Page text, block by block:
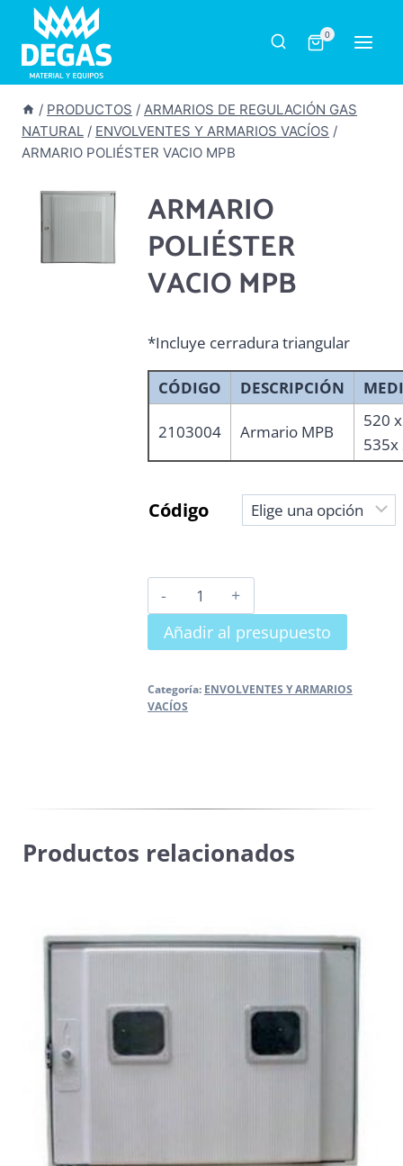
Saltar
contenido
0
/ PRODUCTOS / ARMARIOS DE REGULACIÓN GAS
NATURAL / ENVOLVENTES Y ARMARIOS VACÍOS /
ARMARIO POLIÉSTER VACIO MPB
ARMARIO
POLIÉSTER
VACIO MPB
*Incluye cerradura triangular
CÓDIGO DESCRIPCIÓN
2103004 Armario MPB
520 x
535x
Código
ARMARIO
POLIÉSTER
VACIO
cantidad
Añadir al presupuesto
Categoría: ENVOLVENTES Y ARMARIOS
VACÍOS
Productos relacionados